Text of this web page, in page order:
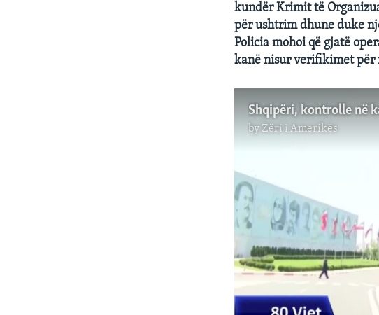
kundër Krimit të
për ushtrim dhune duke
Policia mohoi që gjatë
kanë nisur verifikimet për
Shqipëri, kontrolle në
byZëri i Amerikës